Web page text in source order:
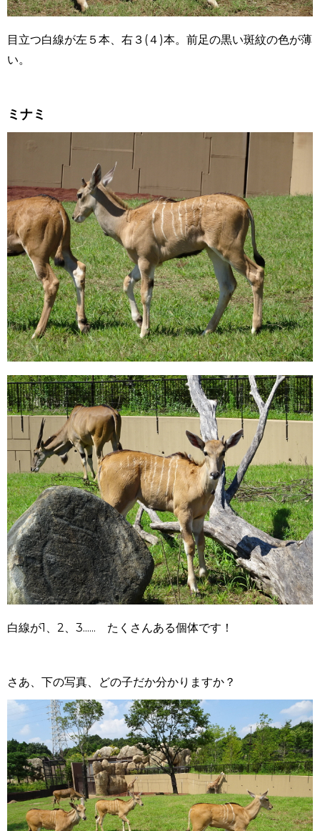
目立つ白線が左５本、右３(４)本。前足の黒い斑紋の色が薄
い。
ミナミ
白線が1、2、3...... たくさんある個体です！
さあ、下の写真、どの子だか分かりますか？